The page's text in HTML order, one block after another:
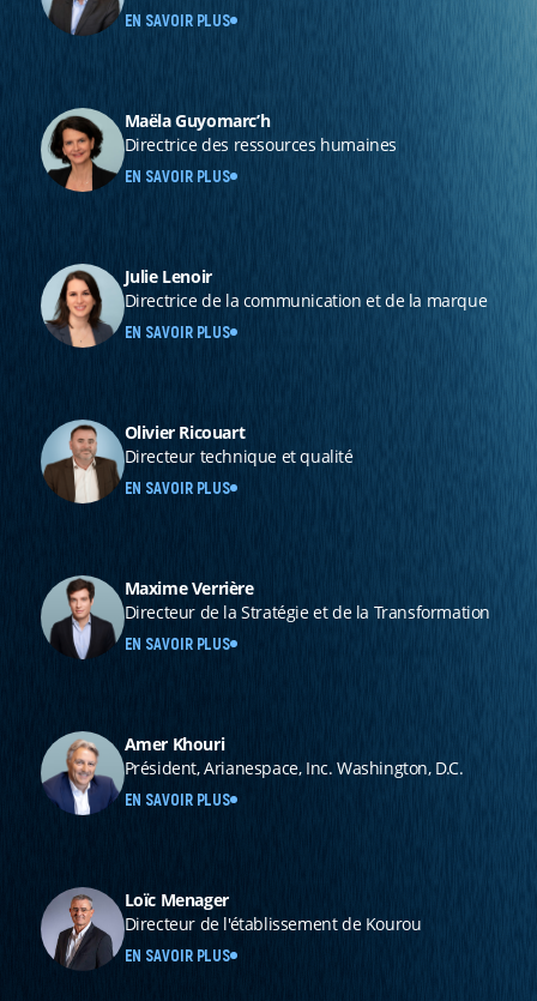
EN SAVOIR PLUS
Maëla Guyomarc’h
Directrice des ressources humaines
EN SAVOIR PLUS
Julie Lenoir
Directrice de la communication et de la marque
EN SAVOIR PLUS
Olivier Ricouart
Directeur technique et qualité
EN SAVOIR PLUS
Maxime Verrière
Directeur de la Stratégie et de la Transformation
EN SAVOIR PLUS
Amer Khouri
Président, Arianespace, Inc. Washington, D.C.
EN SAVOIR PLUS
Loïc Menager
Directeur de l'établissement de Kourou
EN SAVOIR PLUS